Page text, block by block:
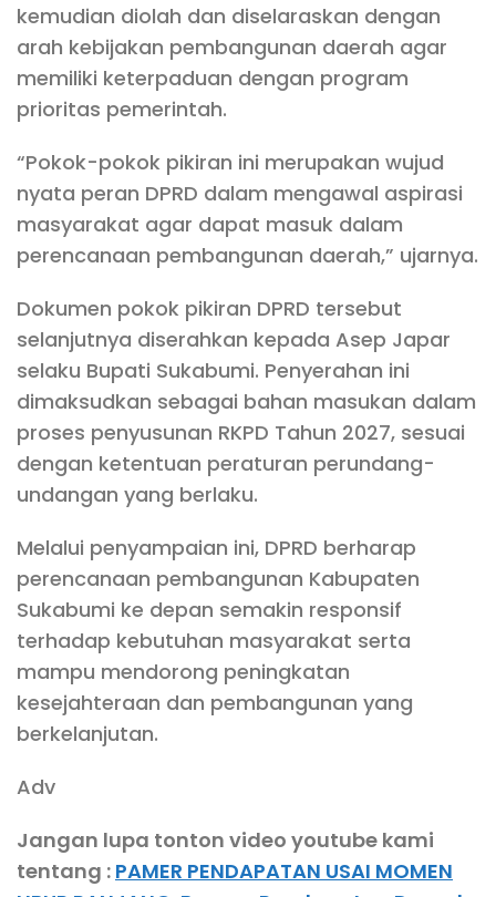
kemudian diolah dan diselaraskan dengan
arah kebijakan pembangunan daerah agar
memiliki keterpaduan dengan program
prioritas pemerintah.
“Pokok-pokok pikiran ini merupakan wujud
nyata peran DPRD dalam mengawal aspirasi
masyarakat agar dapat masuk dalam
perencanaan pembangunan daerah,” ujarnya.
Dokumen pokok pikiran DPRD tersebut
selanjutnya diserahkan kepada Asep Japar
selaku Bupati Sukabumi. Penyerahan ini
dimaksudkan sebagai bahan masukan dalam
proses penyusunan RKPD Tahun 2027, sesuai
dengan ketentuan peraturan perundang-
undangan yang berlaku.
Melalui penyampaian ini, DPRD berharap
perencanaan pembangunan Kabupaten
Sukabumi ke depan semakin responsif
terhadap kebutuhan masyarakat serta
mampu mendorong peningkatan
kesejahteraan dan pembangunan yang
berkelanjutan.
Adv
Jangan lupa tonton video youtube kami
tentang : PAMER PENDAPATAN USAI MOMEN